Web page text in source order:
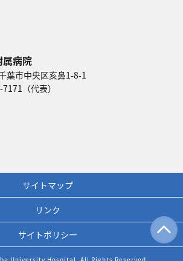
属病院
葉市中央区亥鼻1-8-1
7171 （代表）
サイトマップ
リンク
サイトポリシー